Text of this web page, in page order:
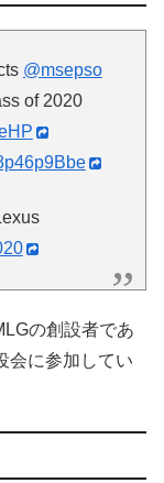
@msepso
of 2020
の創設者であ
会に参加してい